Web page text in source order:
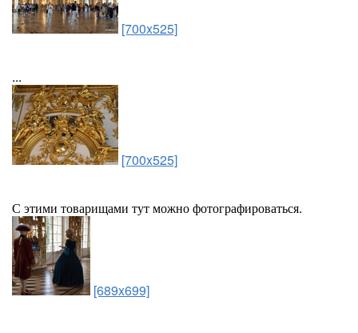
[700x525]
...
[700x525]
С этими товарищами тут можно фотографироваться.
[689x699]